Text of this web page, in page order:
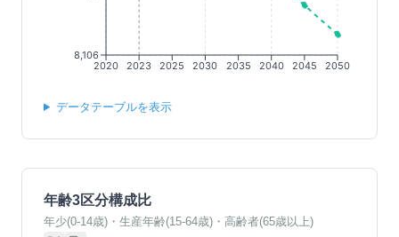
2020 2023 2025 2030 2035 2040 2045 2050
8,106
データテーブルを表示
年齢3区分構成比
年少(0-14歳)・生産年齢(15-64歳)・高齢者(65歳以上)